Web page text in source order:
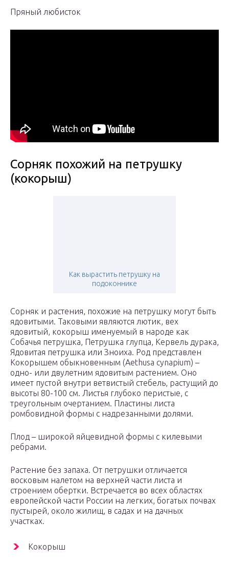
Пряный любисток
Сорняк похожий на петрушку
(кокорыш)
Как вырастить петрушку на
подоконнике
Сорняк и растения, похожие на петрушку могут быть
ядовитыми. Таковыми являются лютик, вех
ядовитый, кокорыш именуемый в народе как
Собачья петрушка, Петрушка глупца, Кервель дурака,
Ядовитая петрушка или Зноиха. Род представлен
Кокорышем обыкновенным (Aethusa cynapium) –
одно- или двулетним ядовитым растением. Оно
имеет пустой внутри ветвистый стебель, растущий до
высоты 80-100 см. Листья глубоко перистые, с
треугольным очертанием. Пластины листа
ромбовидной формы с надрезанными долями.
Плод – широкой яйцевидной формы с килевыми
ребрами.
Растение без запаха. От петрушки отличается
восковым налетом на верхней части листа и
строением обертки. Встречается во всех областях
европейской части России на легких, богатых почвах
пустырей, около жилищ, в садах и на дачных
участках.
Кокорыш